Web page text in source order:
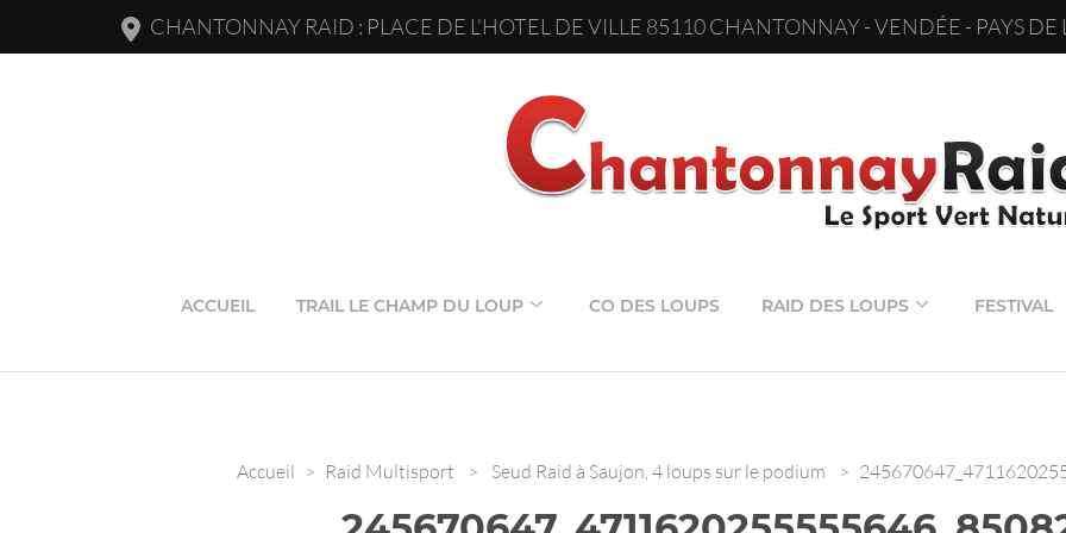
CHANTONNAY RAID : PLACE DE L'HOTEL DE VILLE 85110 CHANTONNAY - VENDÉE - PAYS DE
ACCUEIL TRAIL LE CHAMP DU LOUP CO DES LOUPS RAID DES LOUPS FESTIVAL
Accueil > Raid Multisport > Seud Raid à Saujon, 4 loups sur le podium >